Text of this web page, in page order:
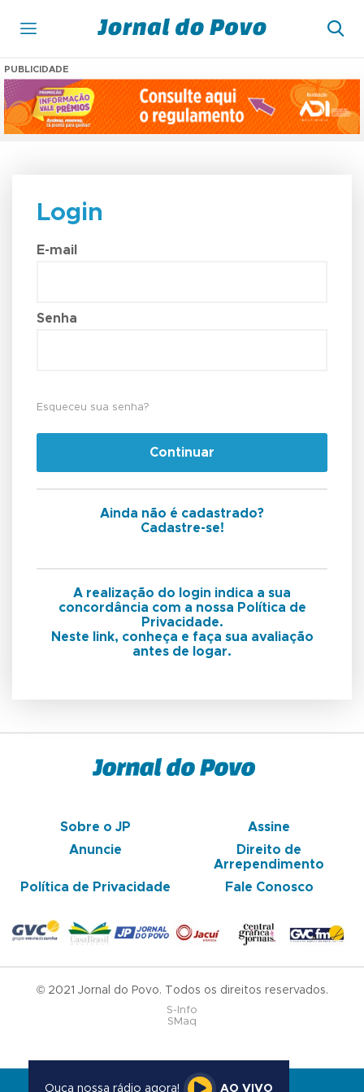
PUBLICIDADE
Login
E-mail
Senha
Esqueceu sua senha?
Continuar
Ainda não é cadastrado?
Cadastre-se!
A realização do login indica a sua
concordância com a nossa Política de
Privacidade.
Neste link, conheça e faça sua avaliação
antes de logar.
Sobre o JP
Assine
Anuncie
Direito de
Arrependimento
Política de Privacidade
Fale Conosco
© 2021 Jornal do Povo. Todos os direitos reservados.
S-Info
SMaq
Ouça nossa rádio agora! AO VIVO